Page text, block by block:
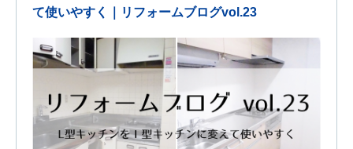
て使いやすく｜リフォームブログvol.23